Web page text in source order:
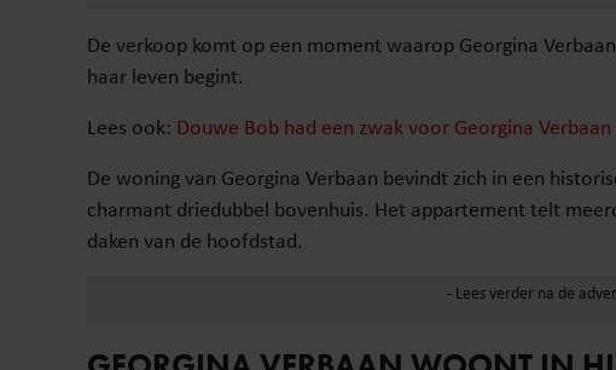
De verkoop komt op een moment waarop Georgina
haar leven begint.
Lees ook: Douwe Bob had een zwak voor Georgina Verbaan
De woning van Georgina Verbaan bevindt zich in een
charmant driedubbel bovenhuis. Het appartement telt
daken van de hoofdstad.